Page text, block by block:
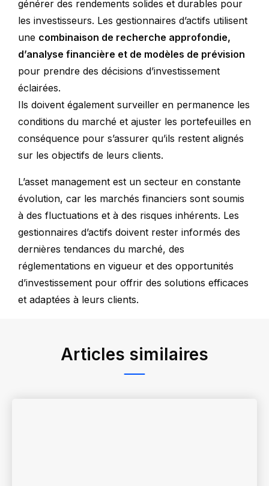
générer des rendements solides et durables pour
les investisseurs. Les gestionnaires d’actifs utilisent
une combinaison de recherche approfondie,
d’analyse financière et de modèles de prévision
pour prendre des décisions d’investissement
éclairées.
Ils doivent également surveiller en permanence les
conditions du marché et ajuster les portefeuilles en
conséquence pour s’assurer qu’ils restent alignés
sur les objectifs de leurs clients.
L’asset management est un secteur en constante
évolution, car les marchés financiers sont soumis
à des fluctuations et à des risques inhérents. Les
gestionnaires d’actifs doivent rester informés des
dernières tendances du marché, des
réglementations en vigueur et des opportunités
d’investissement pour offrir des solutions efficaces
et adaptées à leurs clients.
Articles similaires